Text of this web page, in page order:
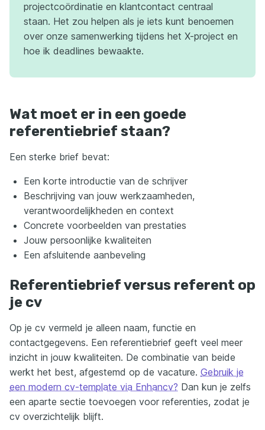
projectcoördinatie en klantcontact centraal
staan. Het zou helpen als je iets kunt benoemen
over onze samenwerking tijdens het X-project en
hoe ik deadlines bewaakte.
Wat moet er in een goede
referentiebrief staan?
Een sterke brief bevat:
Een korte introductie van de schrijver
Beschrijving van jouw werkzaamheden,
verantwoordelijkheden en context
Concrete voorbeelden van prestaties
Jouw persoonlijke kwaliteiten
Een afsluitende aanbeveling
Referentiebrief versus referent op
je cv
Op je cv vermeld je alleen naam, functie en
contactgegevens. Een referentiebrief geeft veel meer
inzicht in jouw kwaliteiten. De combinatie van beide
werkt het best, afgestemd op de vacature. Gebruik je
een modern cv-template via Enhancv? Dan kun je zelfs
een aparte sectie toevoegen voor referenties, zodat je
cv overzichtelijk blijft.